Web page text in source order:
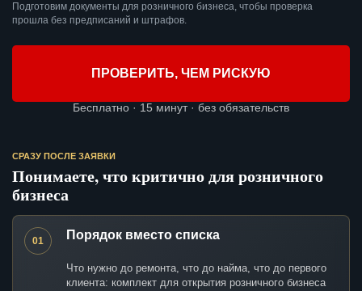
Подготовим документы для розничного бизнеса, чтобы проверка
прошла без предписаний и штрафов.
ПРОВЕРИТЬ, ЧЕМ РИСКУЮ
Бесплатно · 15 минут · без обязательств
СРАЗУ ПОСЛЕ ЗАЯВКИ
Понимаете, что критично для розничного
бизнеса
01 Порядок вместо списка
Что нужно до ремонта, что до найма, что до первого
клиента: комплект для открытия розничного бизнеса